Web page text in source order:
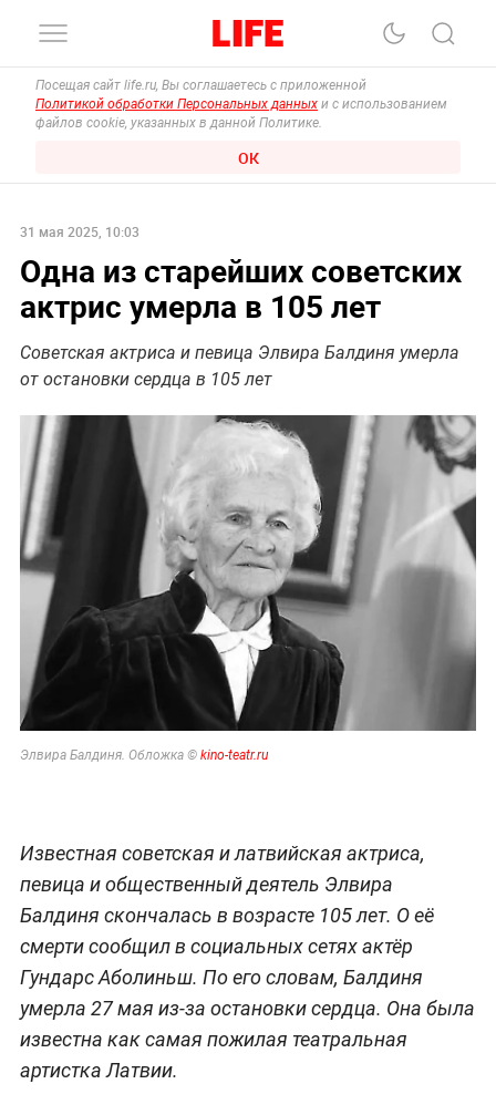
Посещая сайт life.ru, Вы соглашаетесь с приложенной
Политикой обработки Персональных данных и с использованием
файлов cookie, указанных в данной Политике.
ОК
31 мая 2025, 10:03
Одна из старейших советских
актрис умерла в 105 лет
Советская актриса и певица Элвира Балдиня умерла
от остановки сердца в 105 лет
Элвира Балдиня. Обложка © kino-teatr.ru
Известная советская и латвийская актриса,
певица и общественный деятель Элвира
Балдиня скончалась в возрасте 105 лет. О её
смерти сообщил в социальных сетях актёр
Гундарс Аболиньш. По его словам, Балдиня
умерла 27 мая из-за остановки сердца. Она была
известна как самая пожилая театральная
артистка Латвии.